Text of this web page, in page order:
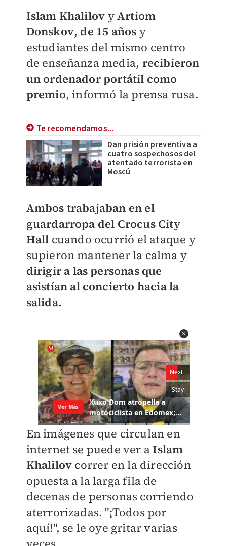
Islam Khalilov yArtiom
Donskov, de 15 años y
estudiantes del mismo centro
de enseñanza media, recibieron
un ordenador portátil como
premio, informó la prensa rusa.
Te recomendamos...
Dan prisión preventiva a
cuatro sospechosos del
atentado terrorista en
Moscú
Ambos trabajaban en el
guardarropa del Crocus City
Hall cuando ocurrió el ataque y
supieron mantener la calma y
dirigir a las personas que
asistían al concierto hacia la
salida.
En imágenes que circulan en
internet se puede ver aIslam
Khalilov correr en la dirección
opuesta a la larga fila de
decenas de personas corriendo
aterrorizadas. "¡Todos por
aquí!", se le oye gritar varias